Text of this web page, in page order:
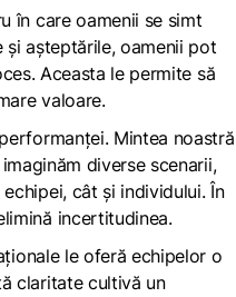
în care oamenii se simt
așteptările, oamenii pot
Aceasta le permite să
valoare.
Mintea noastră
diverse scenarii,
cât și individului. În
incertitudinea.
le oferă echipelor o
claritate cultivă un